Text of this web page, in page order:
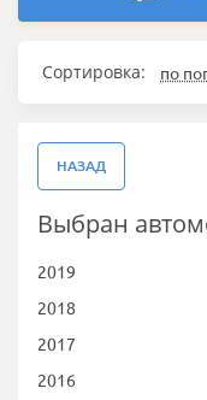
Сортировка: по
НАЗАД
Выбран
2019
2018
2017
2016